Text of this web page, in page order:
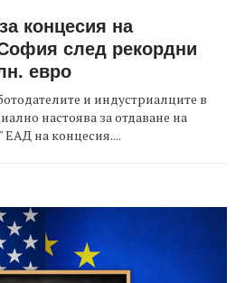
концесия на
след рекордни
евро
и индустриалците в
настоява за отдаване на
на концесия....